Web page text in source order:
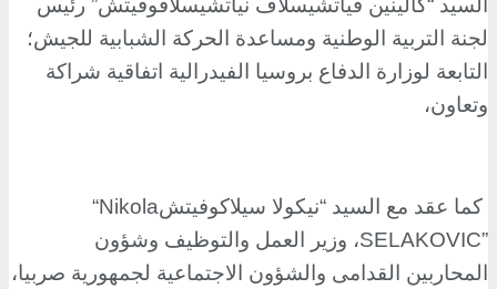
لجنة التربية الوطنية ومساعدة الحركة الشبابية للجيش؛
التابعة لوزارة الدفاع بروسيا الفيدرالية اتفاقية شراكة
وتعاون،
كما عقد مع السيد “نيكولا سيلاكوفيتش“Nikola
SELAKOVIC”، وزير العمل والتوظيف وشؤون
المحاربين القدامى والشؤون الاجتماعية لجمهورية صربيا،